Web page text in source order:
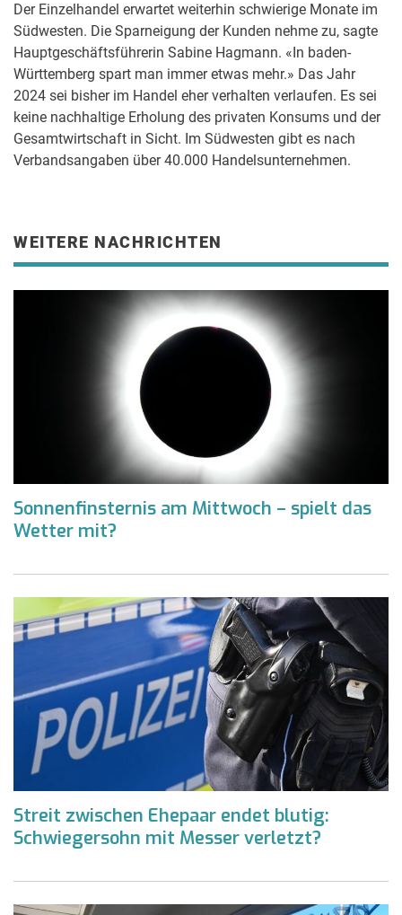
Der Einzelhandel erwartet weiterhin schwierige Monate im
Südwesten. Die Sparneigung der Kunden nehme zu, sagte
Hauptgeschäftsführerin Sabine Hagmann. «In baden-
Württemberg spart man immer etwas mehr.» Das Jahr
2024 sei bisher im Handel eher verhalten verlaufen. Es sei
keine nachhaltige Erholung des privaten Konsums und der
Gesamtwirtschaft in Sicht. Im Südwesten gibt es nach
Verbandsangaben über 40.000 Handelsunternehmen.
WEITERE NACHRICHTEN
Sonnenfinsternis am Mittwoch – spielt das
Wetter mit?
Streit zwischen Ehepaar endet blutig:
Schwiegersohn mit Messer verletzt?